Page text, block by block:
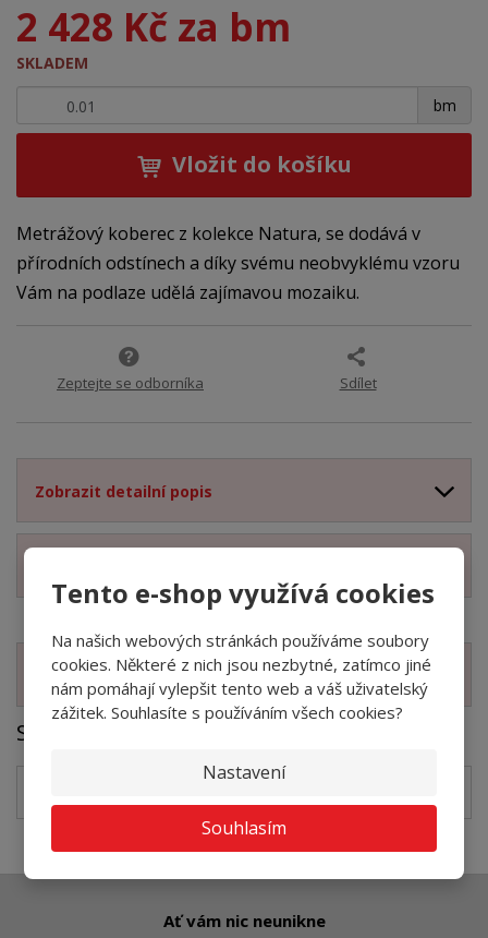
Tento e-shop využívá cookies
Na našich webových stránkách používáme soubory
cookies. Některé z nich jsou nezbytné, zatímco jiné
nám pomáhají vylepšit tento web a váš uživatelský
zážitek. Souhlasíte s používáním všech cookies?
Nastavení
Souhlasím
2 428 Kč za bm
SKLADEM
bm
+ -
Vložit do košíku
Metrážový koberec z kolekce Natura, se dodává v
přírodních odstínech a díky svému neobvyklému vzoru
Vám na podlaze udělá zajímavou mozaiku.
Zeptejte se odborníka Sdílet
Zobrazit detailní popis
Zobrazit související produkty
Soubory ke stažení
Ať vám nic neunikne